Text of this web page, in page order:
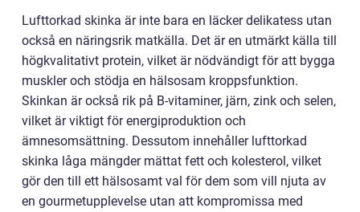
Lufttorkad skinka är inte bara en läcker delikatess utan
också en näringsrik matkälla. Det är en utmärkt källa till
högkvalitativt protein, vilket är nödvändigt för att bygga
muskler och stödja en hälsosam kroppsfunktion.
Skinkan är också rik på B-vitaminer, järn, zink och selen,
vilket är viktigt för energiproduktion och
ämnesomsättning. Dessutom innehåller lufttorkad
skinka låga mängder mättat fett och kolesterol, vilket
gör den till ett hälsosamt val för dem som vill njuta av
en gourmetupplevelse utan att kompromissa med